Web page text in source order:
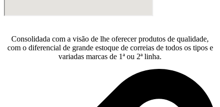
Consolidada com a visão de lhe oferecer produtos de qualidade,
com o diferencial de grande estoque de correias de todos os tipos e
variadas marcas de 1ª ou 2ª linha.